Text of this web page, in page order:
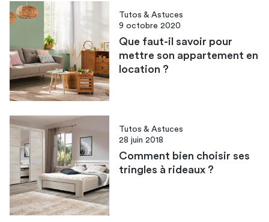
Tutos & Astuces
9 octobre 2020
Que faut-il savoir pour
mettre son appartement en
location ?
Tutos & Astuces
28 juin 2018
Comment bien choisir ses
tringles à rideaux ?